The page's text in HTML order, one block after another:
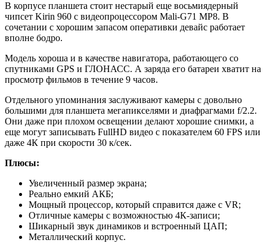
В корпусе планшета стоит нестарый еще восьмиядерный
чипсет Kirin 960 с видеопроцессором Mali-G71 MP8. В
сочетании с хорошим запасом оперативки девайс работает
вполне бодро.
Модель хороша и в качестве навигатора, работающего со
спутниками GPS и ГЛОНАСС. А заряда его батареи хватит на
просмотр фильмов в течение 9 часов.
Отдельного упоминания заслуживают камеры с довольно
большими для планшета мегапикселями и диафрагмами f/2.2.
Они даже при плохом освещении делают хорошие снимки, а
еще могут записывать FullHD видео с показателем 60 FPS или
даже 4К при скорости 30 к/сек.
Плюсы:
Увеличенный размер экрана;
Реально емкий АКБ;
Мощный процессор, который справится даже с VR;
Отличные камеры с возможностью 4К-записи;
Шикарный звук динамиков и встроенный ЦАП;
Металлический корпус.